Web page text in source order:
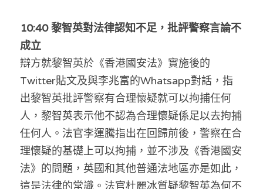
10:40 黎智英對法律認知不足，批評警察言論不
成立
辯方就黎智英於《香港國安法》實施後的
Twitter貼文及與李兆富的Whatsapp對話，指
出黎智英批評警察有合理懷疑就可以拘捕任何
人，黎智英表示他不認為合理懷疑係足以去拘捕
任何人。法官李運騰指出在回歸前後，警察在合
理懷疑的基礎上可以拘捕，並不涉及《香港國安
法》的問題，英國和其他普通法地區亦是如此，
這是法律的常識。法官杜麗冰質疑黎智英為何不